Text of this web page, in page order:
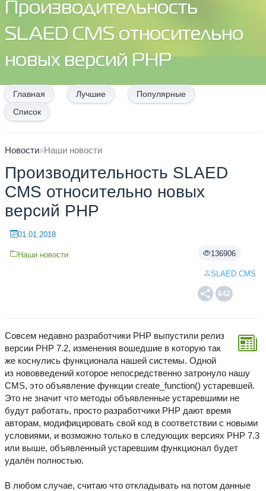
Производительность
SLAED CMS относительно
новых версий PHP
Главная Лучшие
Популярные
Список
Новости»Наши новости
Производительность SLAED
CMS относительно новых
версий PHP
136906
SLAED CMS
642
01.01.2018
Наши новости
Совсем недавно разработчики PHP выпустили релиз
версии PHP 7.2, изменения вошедшие в которую так
же коснулись функционала нашей системы. Одной
из нововведений которое непосредственно затронуло нашу
CMS, это объявление функции create_function() устаревшей.
Это не значит что методы объявленные устаревшими не
будут работать, просто разработчики PHP дают время
авторам, модифицировать свой код в соответствии с новыми
условиями, и возможно только в следующих версиях PHP 7.3
или выше, объявленный устаревшим функционал будет
удалён полностью.
В любом случае, считаю что откладывать на потом данные